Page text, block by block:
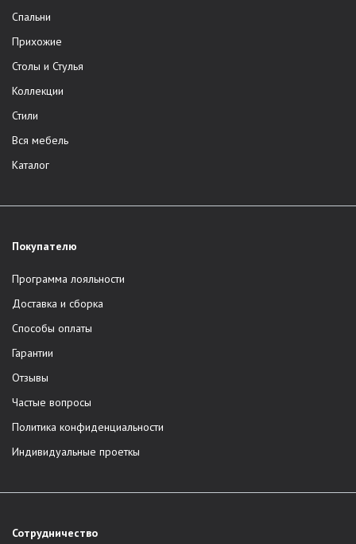
Спальни
Прихожие
Столы и Стулья
Коллекции
Стили
Вся мебель
Каталог
Покупателю
Программа лояльности
Доставка и сборка
Способы оплаты
Гарантии
Отзывы
Частые вопросы
Политика конфиденциальности
Индивидуальные проеткы
Сотрудничество